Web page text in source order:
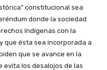
constitucional sea
donde la sociedad
Indígenas con la
que ésta sea incorporada a
que se avance en la
evita los desalojos de las